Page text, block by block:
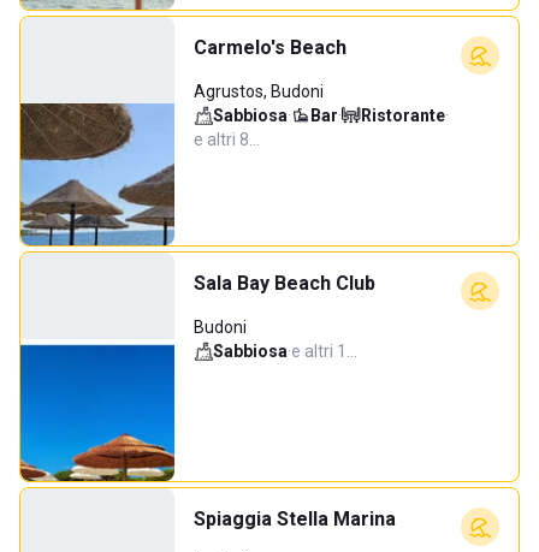
Carmelo's Beach
Agrustos, Budoni
Sabbiosa· Bar· Ristorante·
e altri 8…
Sala Bay Beach Club
Budoni
Sabbiosa·e altri 1…
Spiaggia Stella Marina